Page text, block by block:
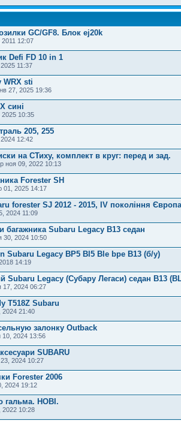
GC/GF8. Блок ej20k
12:07
Defi FD 10 in 1
11:37
WRX sti
27, 2025 19:36
сині
2025 10:35
205, 255
12:42
на СТиху, комплект в круг: перед и зад.
ноя 09, 2022 10:13
Forester SH
01, 2025 14:17
forester SJ 2012 - 2015, IV покоління Європа
2024 11:09
Subaru Legacy B13 седан
30, 2024 10:50
Subaru Legacy BP5 Bl5 Ble bpe B13 (б/у)
14:19
Subaru Legacy (Субару Легаси) седан B13
17, 2024 06:27
T518Z Subaru
2024 21:40
залонку Outback
10, 2024 13:56
SUBARU
2024 10:27
Forester 2006
2024 19:12
гальма. НОВІ.
2022 10:28